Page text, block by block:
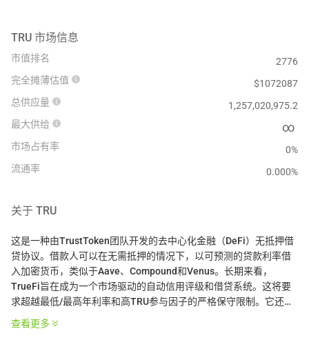
TRU 市场信息
市值排名
2776
完全摊薄估值
$1072087
总供应量
1,257,020,975.2
最大供给
∞
市场占有率
0%
流通率
0.000%
关于 TRU
这是一种由TrustToken团队开发的去中心化金融（DeFi）无抵押借
贷协议。借款人可以在无需抵押的情况下，以可预测的贷款利率借
入加密货币，类似于Aave、Compound和Venus。长期来看，
TrueFi旨在成为一个市场驱动的自动信用评级和借贷系统。这将要
求超越最低/最高年利率和高TRU参与因子的严格保守限制。它还需
要用户承担更高的责任，特别是在为新借款人提供服务时，超越预
先批准的白名单，并批准新的贷款类型。
查看更多